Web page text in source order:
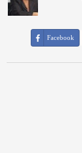
Facebook